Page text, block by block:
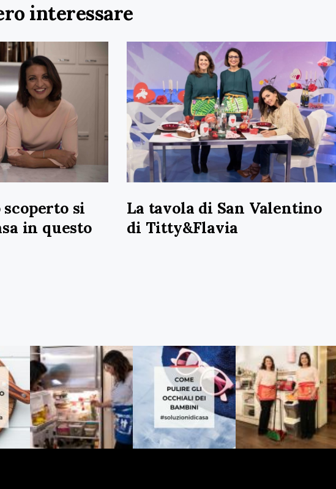
interessare
scoperto si
in questo
La tavola di San Valentino
di Titty&Flavia